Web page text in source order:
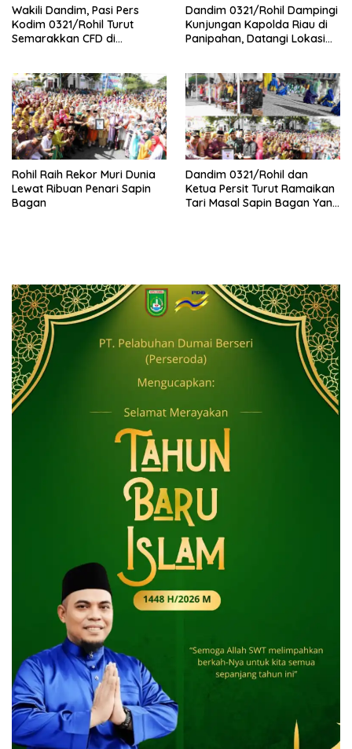
Wakili Dandim, Pasi Pers
Kodim 0321/Rohil Turut
Semarakkan CFD di
Dandim 0321/Rohil Dampingi
Kunjungan Kapolda Riau di
Panipahan, Datangi Lokasi
Rohil Raih Rekor Muri Dunia
Lewat Ribuan Penari Sapin
Bagan
Dandim 0321/Rohil dan
Ketua Persit Turut Ramaikan
Tari Masal Sapin Bagan Yang